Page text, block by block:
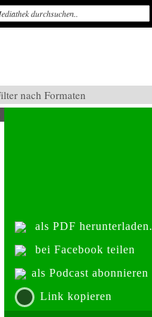
als PDF herunterladen.
bei Facebook teilen
als Podcast abonnieren
Link kopieren